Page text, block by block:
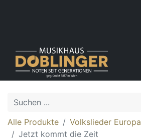
Alle Produkte
Volkslieder Europa
Jetzt kommt die Zeit